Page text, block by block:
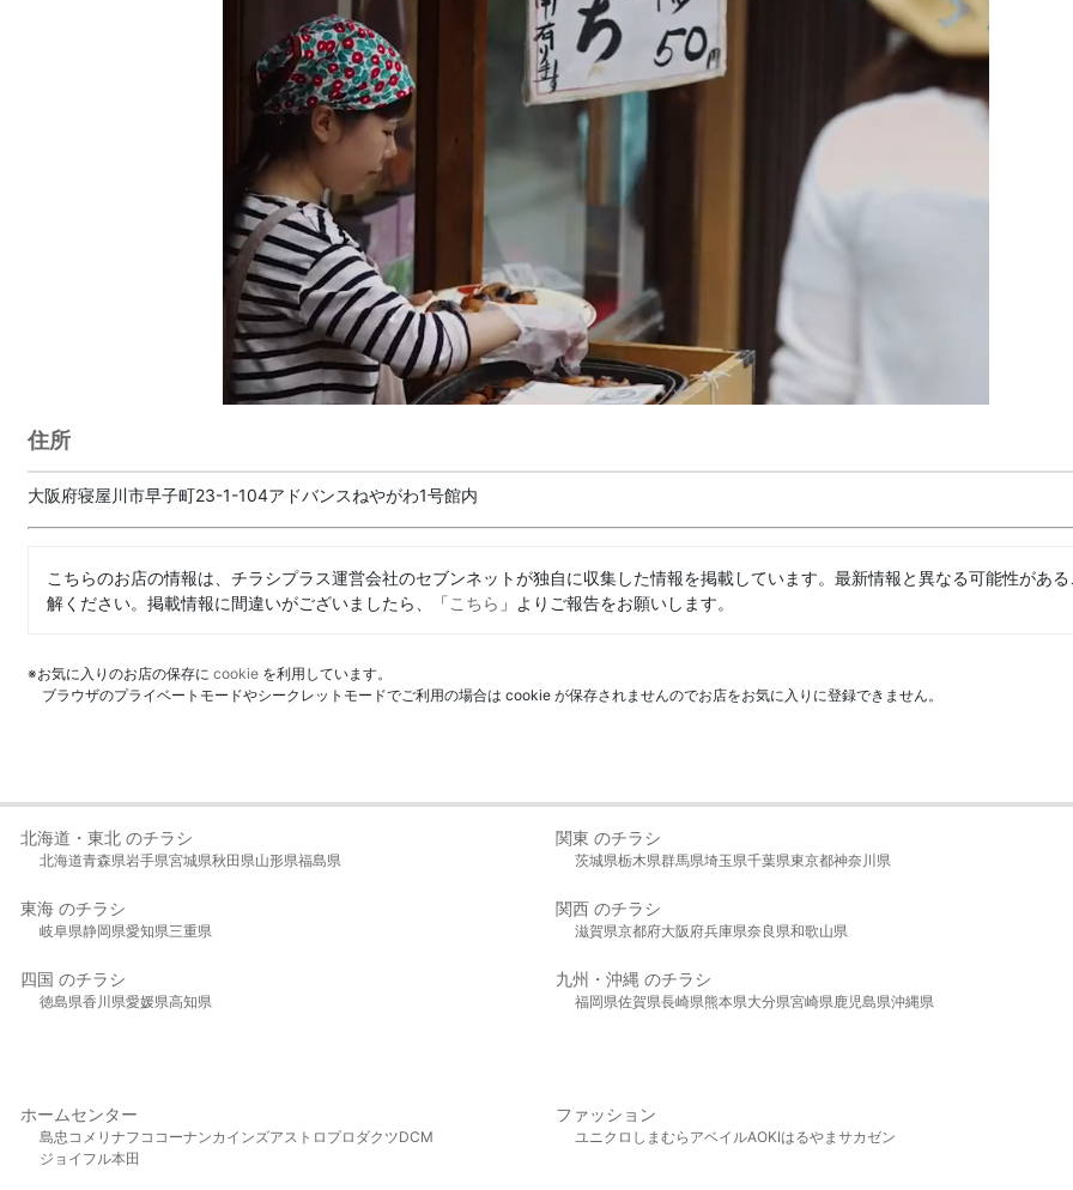
住所
大阪府寝屋川市早子町23-1-104アドバンスねやがわ1号館内
こちらのお店の情報は、チラシプラス運営会社のセブンネットが独自に収集した情報を掲載しています。最新情報と異なる可能性があ
解ください。掲載情報に間違いがございましたら、「こちら 」よりご報告をお願いします。
※お気に入りのお店の保存に cookie を利用しています。
ブラウザのプライベートモードやシークレットモードでご利用の場合は cookie が保存されませんのでお店をお気に入りに登録できません。
北海道・東北 のチラシ
北海道青森県岩手県宮城県秋田県山形県福島県
関東 のチラシ
茨城県栃木県群馬県埼玉県千葉県東京都神奈川県
東海 のチラシ
岐阜県静岡県愛知県三重県
関西 のチラシ
滋賀県京都府大阪府兵庫県奈良県和歌山県
四国 のチラシ
徳島県香川県愛媛県高知県
九州・沖縄 のチラシ
福岡県佐賀県長崎県熊本県大分県宮崎県鹿児島県沖縄県
ホームセンター
島忠 コメリ ナフコ コーナンカインズアストロプロダクツDCM
ジョイフル本田
ファッション
ユニクロ しまむら アベイルAOKIはるやま サカゼン